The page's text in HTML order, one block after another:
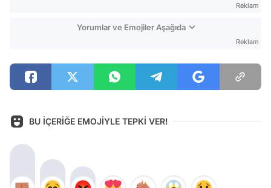
Reklam
Yorumlar ve Emojiler Aşağıda
Reklam
BU İÇERİĞE EMOJİYLE TEPKİ VER!